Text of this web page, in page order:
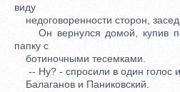
виду
недоговоренности сторон,
Он вернулся домой, купив по
папку с
ботиночными тесемками.
-- Ну? - спросили в один голос
Балаганов и Паниковский.